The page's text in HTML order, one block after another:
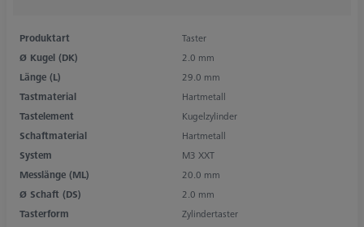
Produktart
Taster
Ø Kugel (DK)
2.0 mm
Länge (L)
29.0 mm
Tastmaterial
Hartmetall
Tastelement
Kugelzylinder
Schaftmaterial
Hartmetall
System
M3 XXT
Messlänge (ML)
20.0 mm
Ø Schaft (DS)
2.0 mm
Tasterform
Zylindertaster